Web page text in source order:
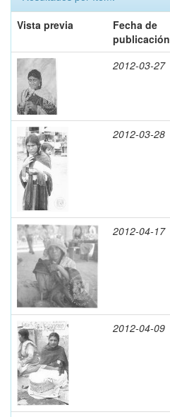
Vista previa
Fecha de
publicación
2012-03-27
2012-03-28
2012-04-17
2012-04-09